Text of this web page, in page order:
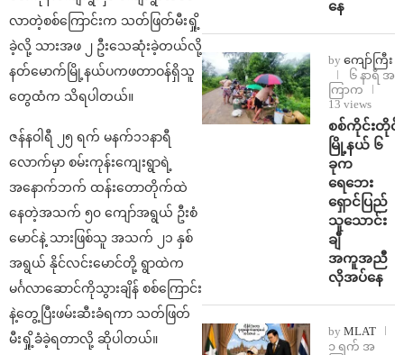
လာတဲ့စစ်ကြောင်းက သတ်ဖြတ်မီးရှို့
ခဲ့လို့ သားအဖ ၂ ဦးသေဆုံးခဲ့တယ်လို့
နတ်မောက်မြို့နယ်ပကဖတာဝန်ရှိသူ
တွေထံက သိရပါတယ်။
ဇန်နဝါရီ ၂၅ ရက် မနက်၁၁နာရီ
လောက်မှာ စမ်းကုန်းကျေးရွာရဲ့
အနောက်ဘက် ထန်းတောတိုက်ထဲ
နေတဲ့အသက် ၅၀ ကျော်အရွယ် ဦးစံ
မောင်နဲ့ သားဖြစ်သူ အသက် ၂၁ နှစ်
အရွယ် နိုင်လင်းမောင်တို့ ရွာထဲက
မင်္ဂလာဆောင်ကိုသွားချိန် စစ်ကြောင်း
နဲ့တွေ့ပြီးဖမ်းဆီးခံရကာ သတ်ဖြတ်
မီးရှို့ခံခဲ့ရတာလို့ ဆိုပါတယ်။
နေ
by ကျော်ကြီး
၆ နာရီ အ
ကြာက
13 views
စစ်ကိုင်းတိုင်း
မြို့နယ် ၆
ခုက
ရေဘေး
ရှောင်ပြည်
သူသောင်း
ချီ
အကူအညီ
လိုအပ်နေ
by MLAT
၁ ရက် အ